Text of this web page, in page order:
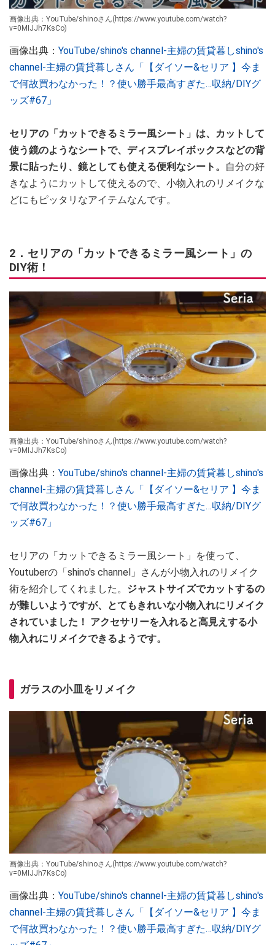
画像出典：YouTube/shinoさん(https://www.youtube.com/watch?
v=0MIJJh7KsCo)
画像出典： YouTube/shino's channel-主婦の賃貸暮しshino's
channel-主婦の賃貸暮しさん「【ダイソー&セリア 】今ま
で何故買わなかった！？使い勝手最高すぎた…収納/DIYグ
ッズ#67」
セリアの「カットできるミラー風シート」は、カットして
使う鏡のようなシートで、ディスプレイボックスなどの背
景に貼ったり、鏡としても使える便利なシート。
自分の好
きなようにカットして使えるので、小物入れのリメイクな
どにもピッタリなアイテムなんです。
2．セリアの「カットできるミラー風シート」の
DIY術！
画像出典：YouTube/shinoさん(https://www.youtube.com/watch?
v=0MIJJh7KsCo)
画像出典： YouTube/shino's channel-主婦の賃貸暮しshino's
channel-主婦の賃貸暮しさん「【ダイソー&セリア 】今ま
で何故買わなかった！？使い勝手最高すぎた…収納/DIYグ
ッズ#67」
セリアの「カットできるミラー風シート」を使って、
Youtuberの「shino's channel」さんが小物入れのリメイク
術を紹介してくれました。 ジャストサイズでカットするの
が難しいようですが、とてもきれいな小物入れにリメイク
されていました！ アクセサリーを入れると高見えする小
物入れにリメイクできるようです。
ガラスの小皿をリメイク
画像出典：YouTube/shinoさん(https://www.youtube.com/watch?
v=0MIJJh7KsCo)
画像出典： YouTube/shino's channel-主婦の賃貸暮しshino's
channel-主婦の賃貸暮しさん「【ダイソー&セリア 】今ま
で何故買わなかった！？使い勝手最高すぎた…収納/DIYグ